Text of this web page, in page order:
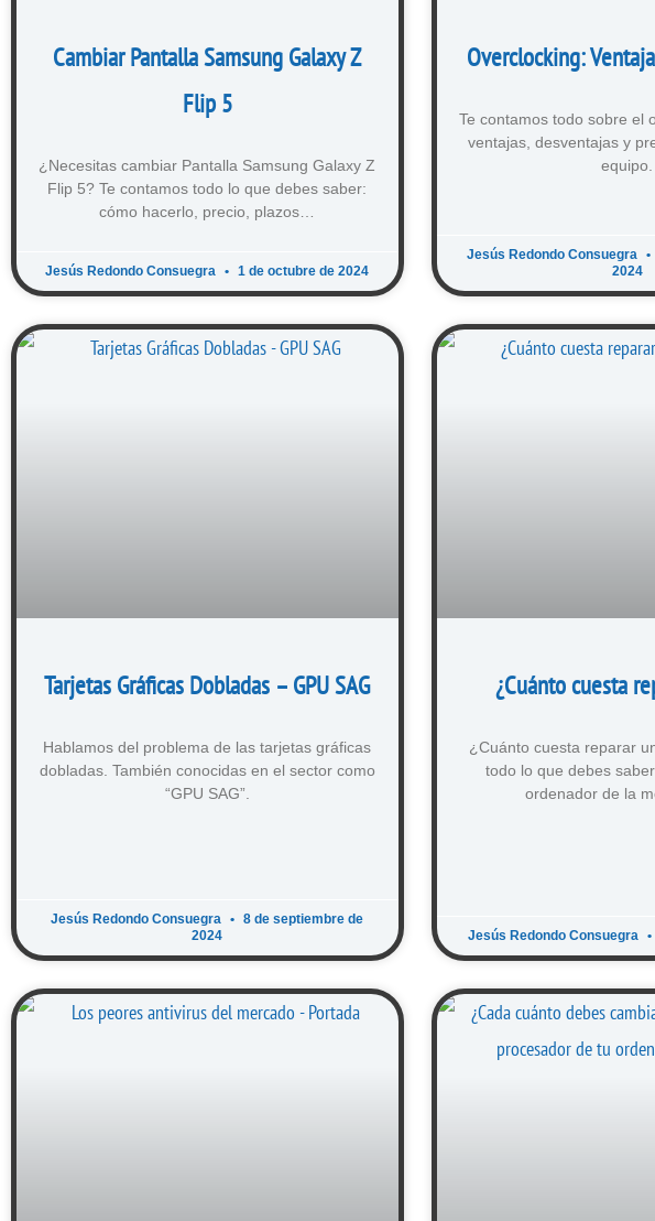
Cambiar Pantalla Samsung Galaxy Z
Flip 5
¿Necesitas cambiar Pantalla Samsung Galaxy Z
Flip 5? Te contamos todo lo que debes saber:
cómo hacerlo, precio, plazos…
Jesús Redondo Consuegra 1 de octubre de 2024
Overclocking:
Te contamos todo sobre el
ventajas, desventajas y
equipo.
Jesús Redondo Consuegra
2024
Tarjetas Gráficas Dobladas – GPU SAG
Hablamos del problema de las tarjetas gráficas
dobladas. También conocidas en el sector como
“GPU SAG”.
Jesús Redondo Consuegra
8 de septiembre de
2024
¿Cuánto cuesta
¿Cuánto cuesta reparar
todo lo que debes
ordenador de la
Jesús Redondo Consuegra